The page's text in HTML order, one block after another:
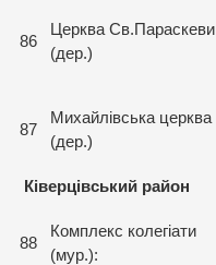
86
Церква Св.Параскеви
(дер.)
87
Михайлівська церква
(дер.)
Ківерцівський район
88
Комплекс колегіати
(мур.):